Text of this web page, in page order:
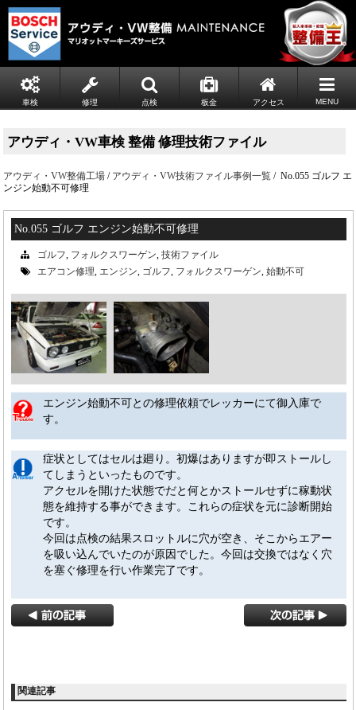
車検 修理 点検 板金 アクセス MENU
アウディ・VW車検 整備 修理技術ファイル
アウディ・VW整備工場 / アウディ・VW技術ファイル事例一覧 / No.055 ゴルフ エ
ンジン始動不可修理
No.055 ゴルフ エンジン始動不可修理
ゴルフ フォルクスワーゲン 技術ファイル
エアコン修理
エンジン ゴルフ フォルクスワーゲン 始動不可
エンジン始動不可との修理依頼でレッカーにて御入庫で
す。
症状としてはセルは廻り。初爆はありますが即ストールし
てしまうといったものです。
アクセルを開けた状態でだと何とかストールせずに稼動状
態を維持する事ができます。これらの症状を元に診断開始
です。
今回は点検の結果スロットルに穴が空き、そこからエアー
を吸い込んでいたのが原因でした。今回は交換ではなく穴
を塞ぐ修理を行い作業完了です。
関連記事